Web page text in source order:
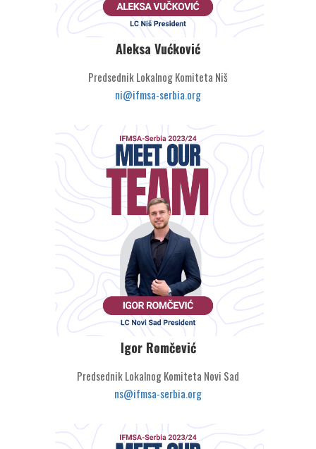
Aleksa Vućković
Predsednik Lokalnog Komiteta Niš
ni@ifmsa-serbia.org
Igor Romčević
Predsednik Lokalnog Komiteta Novi Sad
ns@ifmsa-serbia.org